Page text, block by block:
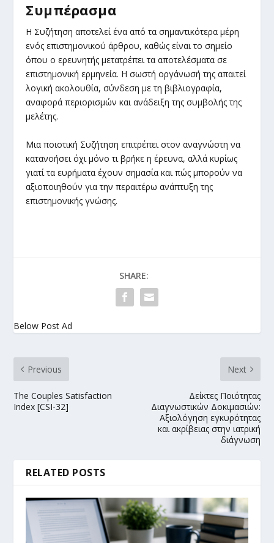
Συμπέρασμα
Η Συζήτηση αποτελεί ένα από τα σημαντικότερα μέρη
ενός επιστημονικού άρθρου, καθώς είναι το σημείο
όπου ο ερευνητής μετατρέπει τα αποτελέσματα σε
επιστημονική ερμηνεία. Η σωστή οργάνωσή της απαιτεί
λογική ακολουθία, σύνδεση με τη βιβλιογραφία,
αναφορά περιορισμών και ανάδειξη της συμβολής της
μελέτης.
Μια ποιοτική Συζήτηση επιτρέπει στον αναγνώστη να
κατανοήσει όχι μόνο τι βρήκε η έρευνα, αλλά κυρίως
γιατί τα ευρήματα έχουν σημασία και πώς μπορούν να
αξιοποιηθούν για την περαιτέρω ανάπτυξη της
επιστημονικής γνώσης.
SHARE:
Below Post Ad
Previous
The Couples Satisfaction
Index [CSI-32]
Next
Δείκτες Ποιότητας
Διαγνωστικών Δοκιμασιών:
Αξιολόγηση εγκυρότητας
και ακρίβειας στην ιατρική
διάγνωση
RELATED POSTS